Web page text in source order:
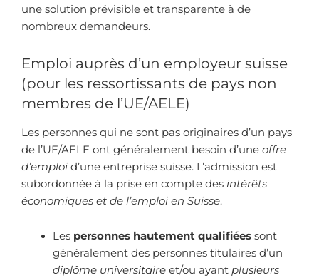
une solution prévisible et transparente à de
nombreux demandeurs.
Emploi auprès d’un employeur suisse
(pour les ressortissants de pays non
membres de l’UE/AELE)
Les personnes qui ne sont pas originaires d’un pays
de l’UE/AELE ont généralement besoin d’une offre
d’emploi d’une entreprise suisse. L’admission est
subordonnée à la prise en compte des intérêts
économiques et de l’emploi en Suisse.
Les personnes hautement qualifiéessont
généralement des personnes titulaires d’un
diplôme universitaireet/ou ayant plusieurs